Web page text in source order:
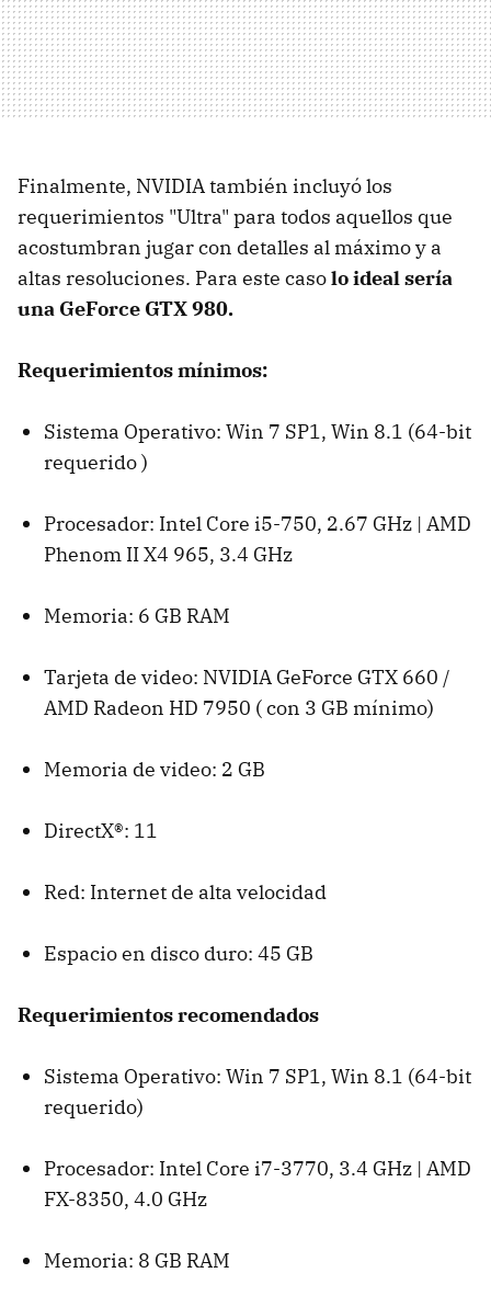
Finalmente, NVIDIA también incluyó los
requerimientos "Ultra" para todos aquellos que
acostumbran jugar con detalles al máximo y a
altas resoluciones. Para este casolo ideal sería
una GeForce GTX 980.
Requerimientos mínimos:
Sistema Operativo: Win 7 SP1, Win 8.1 (64-bit
requerido )
Procesador: Intel Core i5-750, 2.67 GHz | AMD
Phenom II X4 965, 3.4 GHz
Memoria: 6 GB RAM
Tarjeta de video: NVIDIA GeForce GTX 660 /
AMD Radeon HD 7950 ( con 3 GB mínimo)
Memoria de video: 2 GB
DirectX®: 11
Red: Internet de alta velocidad
Espacio en disco duro: 45 GB
Requerimientos recomendados
Sistema Operativo: Win 7 SP1, Win 8.1 (64-bit
requerido)
Procesador: Intel Core i7-3770, 3.4 GHz | AMD
FX-8350, 4.0 GHz
Memoria: 8 GB RAM